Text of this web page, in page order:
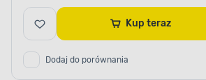
Kup teraz
Dodaj do porównania